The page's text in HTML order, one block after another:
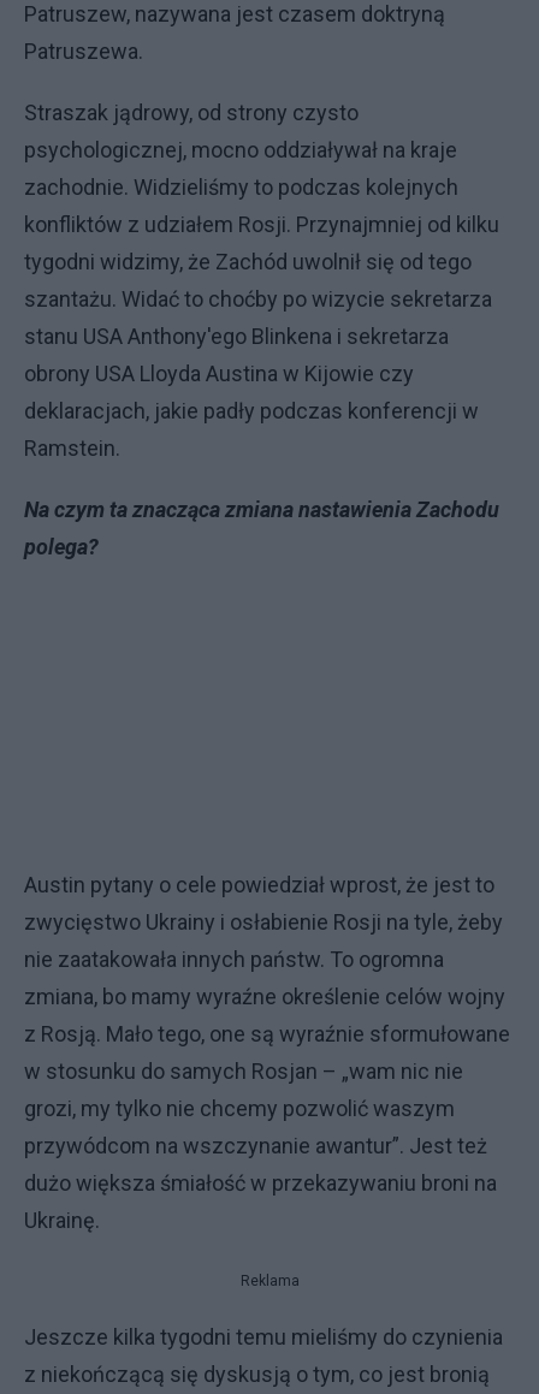
Patruszew, nazywana jest czasem doktryną
Patruszewa.
Straszak jądrowy, od strony czysto
psychologicznej, mocno oddziaływał na kraje
zachodnie. Widzieliśmy to podczas kolejnych
konfliktów z udziałem Rosji. Przynajmniej od kilku
tygodni widzimy, że Zachód uwolnił się od tego
szantażu. Widać to choćby po wizycie sekretarza
stanu USA Anthony'ego Blinkena i sekretarza
obrony USA Lloyda Austina w Kijowie czy
deklaracjach, jakie padły podczas konferencji w
Ramstein.
Na czym ta znacząca zmiana nastawienia Zachodu
polega?
Austin pytany o cele powiedział wprost, że jest to
zwycięstwo Ukrainy i osłabienie Rosji na tyle, żeby
nie zaatakowała innych państw. To ogromna
zmiana, bo mamy wyraźne określenie celów wojny
z Rosją. Mało tego, one są wyraźnie sformułowane
w stosunku do samych Rosjan – „wam nic nie
grozi, my tylko nie chcemy pozwolić waszym
przywódcom na wszczynanie awantur”. Jest też
dużo większa śmiałość w przekazywaniu broni na
Ukrainę.
Reklama
Jeszcze kilka tygodni temu mieliśmy do czynienia
z niekończącą się dyskusją o tym, co jest bronią